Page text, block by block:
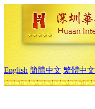
English 簡體中文 繁體中文